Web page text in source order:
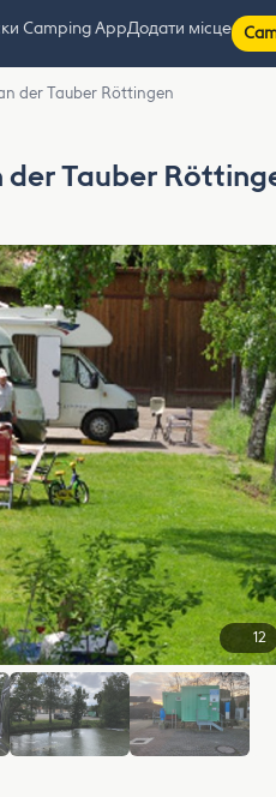
Camping AppДодати місце
der Tauber Röttingen
Tauber
12